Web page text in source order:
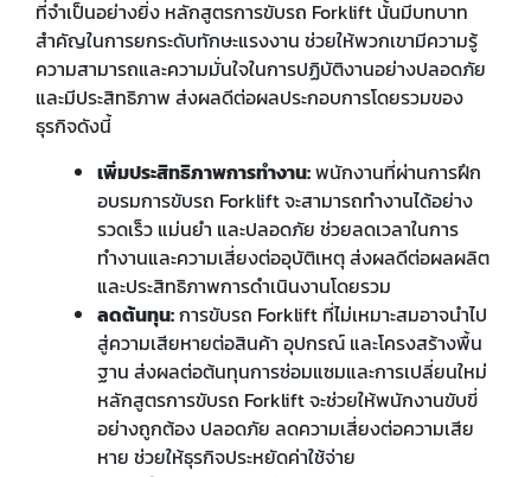
ที่จำเป็นอย่างยิ่ง หลักสูตรการขับรถ Forklift นั้นมีบทบาท
สำคัญในการยกระดับทักษะแรงงาน ช่วยให้พวกเขามีความรู้
ความสามารถและความมั่นใจในการปฏิบัติงานอย่างปลอดภัย
และมีประสิทธิภาพ ส่งผลดีต่อผลประกอบการโดยรวมของ
ธุรกิจดังนี้
เพิ่มประสิทธิภาพการทำงาน:พนักงานที่ผ่านการฝึก
อบรมการขับรถ Forklift จะสามารถทำงานได้อย่าง
รวดเร็ว แม่นยำ และปลอดภัย ช่วยลดเวลาในการ
ทำงานและความเสี่ยงต่ออุบัติเหตุ ส่งผลดีต่อผลผลิต
และประสิทธิภาพการดำเนินงานโดยรวม
ลดต้นทุน:การขับรถ Forklift ที่ไม่เหมาะสมอาจนำไป
สู่ความเสียหายต่อสินค้า อุปกรณ์ และโครงสร้างพื้น
ฐาน ส่งผลต่อต้นทุนการซ่อมแซมและการเปลี่ยนใหม่
หลักสูตรการขับรถ Forklift จะช่วยให้พนักงานขับขี่
อย่างถูกต้อง ปลอดภัย ลดความเสี่ยงต่อความเสีย
หาย ช่วยให้ธุรกิจประหยัดค่าใช้จ่าย